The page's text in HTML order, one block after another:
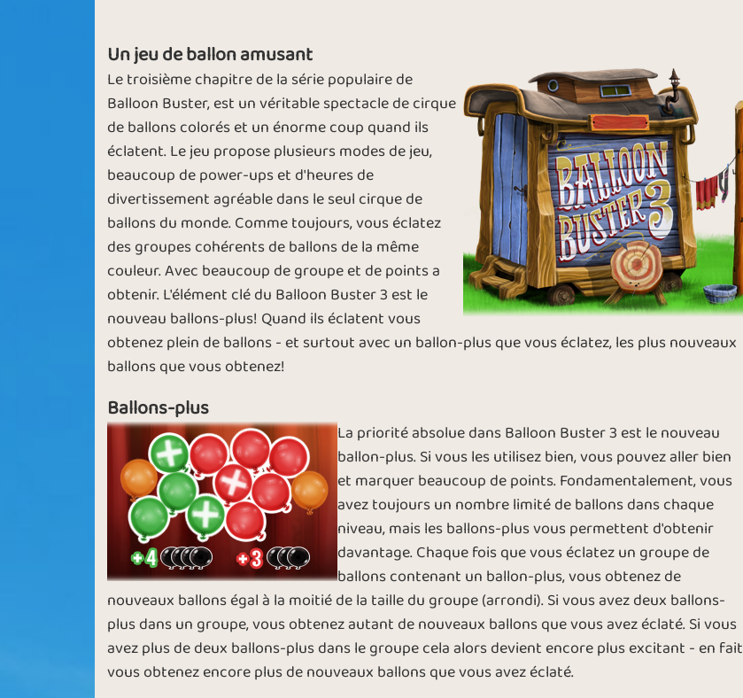
November Rain Autumn Breeze
End of the
Tunnel
Half Way There Still Snowing?
A New
Beginning
Hot Air For the holidays
Autumn
Balloons
Boom!
Busting the
Buster
Uplifting Mood
Master Popper Dot Dot Dash Hallow Balloon Seeing Red
Busting Bubbles Mellow Yellow Blue Moon Airy Feeling
Un jeu de ballon amusant
Le troisième chapitre de la série populaire de
Balloon Buster, est un véritable spectacle de cirque
de ballons colorés et un énorme coup quand ils
éclatent. Le jeu propose plusieurs modes de jeu,
beaucoup de power-ups et d'heures de
divertissement agréable dans le seul cirque de
ballons du monde. Comme toujours, vous éclatez
des groupes cohérents de ballons de la même
couleur. Avec beaucoup de groupe et de points a
obtenir. L'élément clé du Balloon Buster 3 est le
nouveau ballons-plus! Quand ils éclatent vous
obtenez plein de ballons - et surtout avec un ballon-plus que vous éclatez, les plus nouveaux
ballons que vous obtenez!
Ballons-plus
La priorité absolue dans Balloon Buster 3 est le nouveau
ballon-plus. Si vous les utilisez bien, vous pouvez aller bien
et marquer beaucoup de points. Fondamentalement, vous
avez toujours un nombre limité de ballons dans chaque
niveau, mais les ballons-plus vous permettent d'obtenir
davantage. Chaque fois que vous éclatez un groupe de
ballons contenant un ballon-plus, vous obtenez de
nouveaux ballons égal à la moitié de la taille du groupe (arrondi). Si vous avez deux ballons-
plus dans un groupe, vous obtenez autant de nouveaux ballons que vous avez éclaté. Si vous
avez plus de deux ballons-plus dans le groupe cela alors devient encore plus excitant - en fait
vous obtenez encore plus de nouveaux ballons que vous avez éclaté.